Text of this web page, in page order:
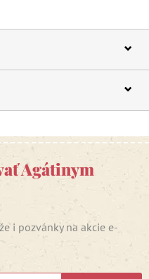
Agátinym
i pozvánky na akcie e-